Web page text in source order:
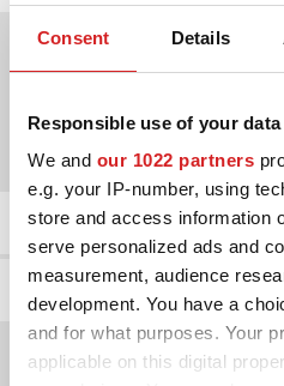
Consent Details
Responsible use of your data
We and our 1022 partners
e.g. your IP-number, using
store and access information
serve personalized ads and
measurement, audience
development. You have a
and for what purposes. Your
applicable on this digital
Vælg blandt
Produktdetaljer
Fælggalleri